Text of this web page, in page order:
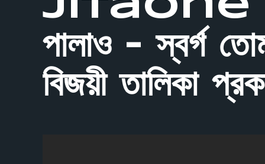
JitaOne
পালাও – স্বর্গ
বিজয়ী তালিকা